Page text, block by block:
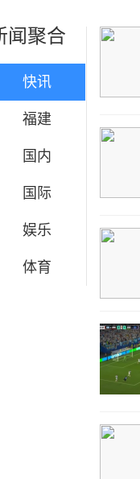
闻聚合
快讯
福建
国内
国际
娱乐
体育